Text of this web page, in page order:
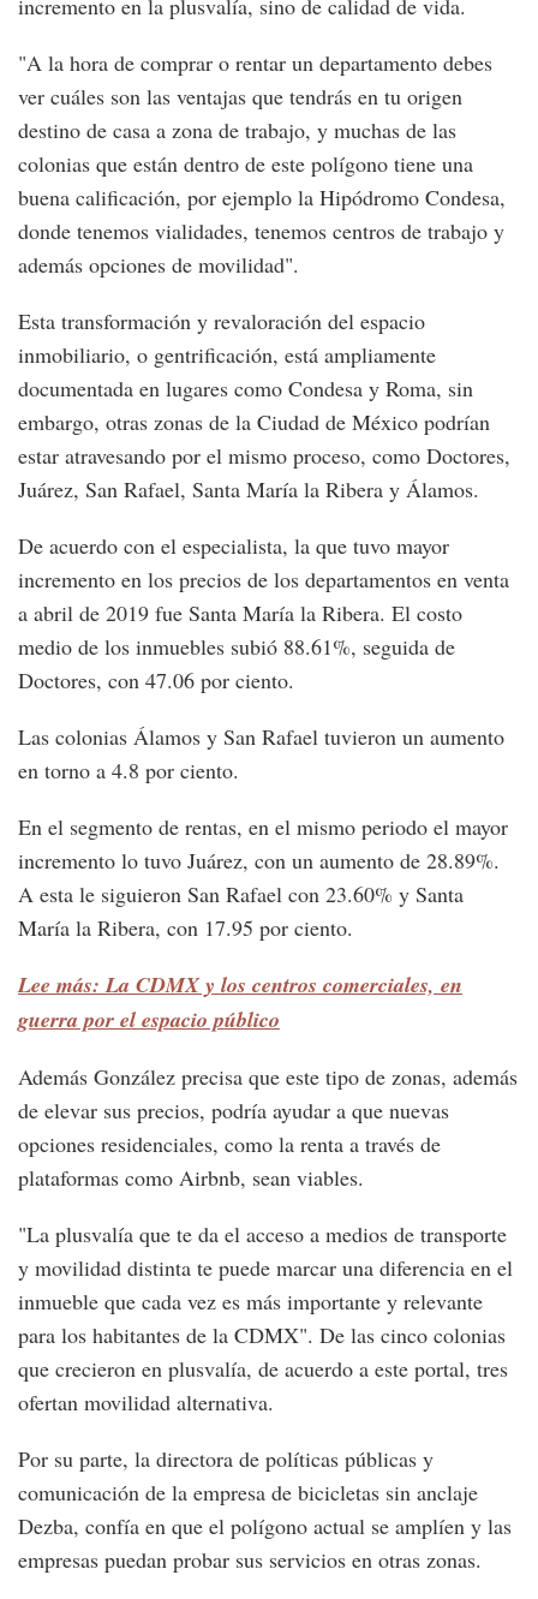
incremento en la plusvalía, sino de calidad de vida.
"A la hora de comprar o rentar un departamento debes
ver cuáles son las ventajas que tendrás en tu origen
destino de casa a zona de trabajo, y muchas de las
colonias que están dentro de este polígono tiene una
buena calificación, por ejemplo la Hipódromo Condesa,
donde tenemos vialidades, tenemos centros de trabajo y
además opciones de movilidad".
Esta transformación y revaloración del espacio
inmobiliario, o gentrificación, está ampliamente
documentada en lugares como Condesa y Roma, sin
embargo, otras zonas de la Ciudad de México podrían
estar atravesando por el mismo proceso, como Doctores,
Juárez, San Rafael, Santa María la Ribera y Álamos.
De acuerdo con el especialista, la que tuvo mayor
incremento en los precios de los departamentos en venta
a abril de 2019 fue Santa María la Ribera. El costo
medio de los inmuebles subió 88.61%, seguida de
Doctores, con 47.06 por ciento.
Las colonias Álamos y San Rafael tuvieron un aumento
en torno a 4.8 por ciento.
En el segmento de rentas, en el mismo periodo el mayor
incremento lo tuvo Juárez, con un aumento de 28.89%.
A esta le siguieron San Rafael con 23.60% y Santa
María la Ribera, con 17.95 por ciento.
Lee más: La CDMX y los centros comerciales, en
guerra por el espacio público
Además González precisa que este tipo de zonas, además
de elevar sus precios, podría ayudar a que nuevas
opciones residenciales, como la renta a través de
plataformas como Airbnb, sean viables.
"La plusvalía que te da el acceso a medios de transporte
y movilidad distinta te puede marcar una diferencia en el
inmueble que cada vez es más importante y relevante
para los habitantes de la CDMX". De las cinco colonias
que crecieron en plusvalía, de acuerdo a este portal, tres
ofertan movilidad alternativa.
Por su parte, la directora de políticas públicas y
comunicación de la empresa de bicicletas sin anclaje
Dezba, confía en que el polígono actual se amplíen y las
empresas puedan probar sus servicios en otras zonas.